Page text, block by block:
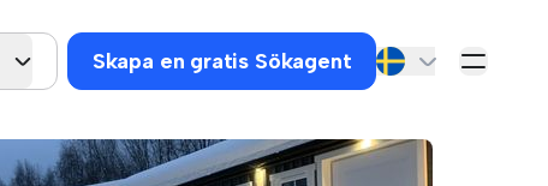
Skapa en gratis Sökagent